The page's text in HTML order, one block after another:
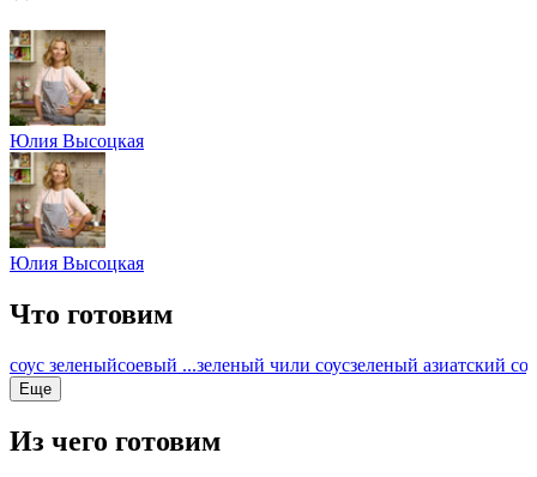
Юлия Высоцкая
Юлия Высоцкая
Что готовим
соус зеленыйсоевый ...зеленый чили соусзеленый азиатский
Еще
Из чего готовим